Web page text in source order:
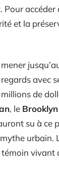
accéder
et la
avec
de
, le
su à ce
urbain.
vivant